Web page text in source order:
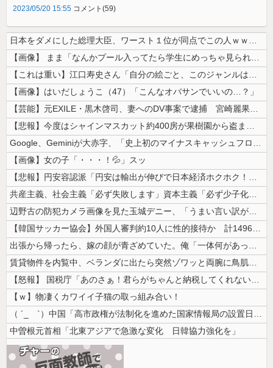
2023/05/20 15:55 コメント(59)
日本をダメにした総理大臣、ワースト１位が同点でこの人ｗｗｗｗｗｗ
【画像】 まま「なんかプール入ってたら学生にめっちゃ見られたw」
【これは重い】江口寿史さん「自分の絵ごと、このジャンルはそろそろ終わり...
【画像】はいだしょうこ（47）「こんなオバサンでいいの…？」
【芸能】元EXILE・黒木啓司、妻へのDV事案で逮捕 宮崎麗果被告は全...
【悲報】今度はシャインマスカット約400房が果樹園から盗まれる 参議院...
Google、Geminiが大赤字、「史上初のマイナスキャッシュフロー...
【画像】女の子「・・・！💦」スッ
【悲報】円安容認派「円安は輸出が伸びで日本経済ホクホク！」⇒ 世界に売...
共産主義、社会主義「必ず失敗します」資本主義「必ず少子化します」
辺野古の防犯カメラ画像を見た玉城デニー、「うまい言い訳が思いつかなかっ...
【韓国サッカー協会】外国人審判約10人に性的接待か 計1496回、約2...
出張から帰ったら、嫁の顔が青ざめていた。俺「一体何があったんだ？」嫁「...
賃貸物件を内覧中、ベランダに出たら突然ゾワッと両腕に鳥肌が出た。「やっ...
【怒報】 国税庁「あのさぁ！君らがちゃんと納税してくれないとこうなっち...
【ｗ】物凄くカワイイ子猫の取っ組み合い！
（ ´_ゝ`）中国「高市政権が法制化を進めた国家情報局の設置日が7月3...
中曽根元首相「北東アジアで急激な変化 日韓協力強化を」